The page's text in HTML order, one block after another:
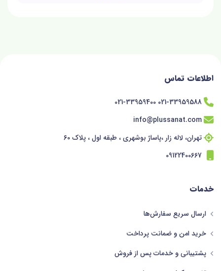
اطلاعات تماس
021-33959588 021-33959400
info@plussanat.com
تهران، لاله زار ،پاساژ بوشهری ، طبقه اول ، پلاک 60
09122400667
خدمات
ارسال سریع سفارش‌ها
خرید امن و ضمانت پرداخت
پشتیبانی و خدمات پس از فروش